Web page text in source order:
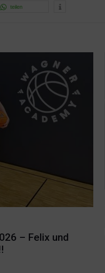
teilen
– Felix und